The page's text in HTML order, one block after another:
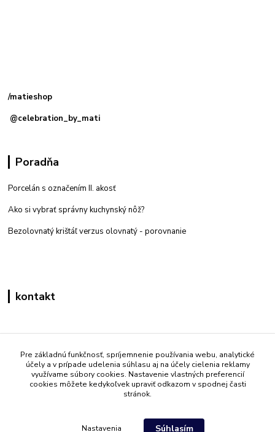
/matieshop
@celebration_by_mati
Poradňa
Porcelán s označením II. akosť
Ako si vybrať správny kuchynský nôž?
Bezolovnatý krištáľ verzus olovnatý - porovnanie
kontakt
+421 908 861 051
(Po - Pia 7:30-15:30)
info@mati.sk
Pre základnú funkčnosť, spríjemnenie používania webu, analytické
účely a v prípade udelenia súhlasu aj na účely cielenia reklamy
využívame súbory cookies. Nastavenie vlastných preferencií
cookies môžete kedykoľvek upraviť odkazom v spodnej časti
stránok.
Nastavenia Súhlasím